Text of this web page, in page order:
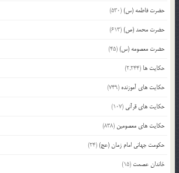
حضرت فاطمه (س)(530)
حضرت محمد (ص)(613)
حضرت معصومه (س)(45)
حکایت ها (2,244)
حکایت های آموزنده (749)
حکایت های قرآنی (107)
حکایت های معصومین (838)
حکومت جهانی امام زمان (عج)(24)
خاندان عصمت (15)